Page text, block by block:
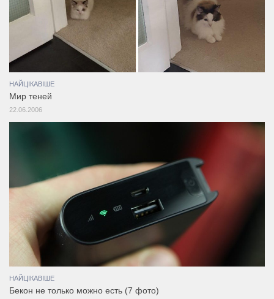
НАЙЦІКАВІШЕ
Мир теней
22.06.2006
НАЙЦІКАВІШЕ
Бекон не только можно есть (7 фото)